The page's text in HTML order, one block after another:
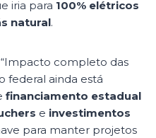
iria para 100% elétricos
natural.
“Impacto completo das
federal ainda está
financiamento estadual
e investimentos
para manter projetos